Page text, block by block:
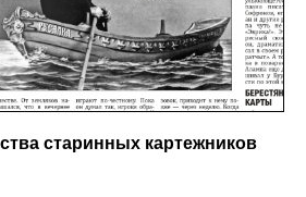
старинных картежников